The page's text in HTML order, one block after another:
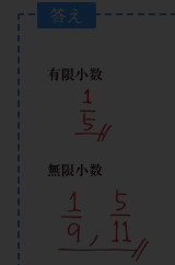
答え